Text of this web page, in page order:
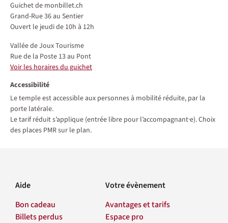
Guichet de monbillet.ch
Grand-Rue 36 au Sentier
Ouvert le jeudi de 10h à 12h
Vallée de Joux Tourisme
Rue de la Poste 13 au Pont
Voir les horaires du guichet
Accessibilité
Le temple est accessible aux personnes à mobilité réduite, par la
porte latérale.
Le tarif réduit s’applique (entrée libre pour l’accompagnant·e). Choix
des places PMR sur le plan.
Aide
Bon cadeau
Billets perdus
Votre évènement
Avantages et tarifs
Espace pro